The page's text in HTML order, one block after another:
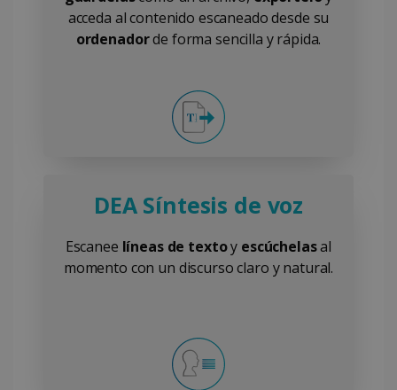
acceda al contenido escaneado desde su
ordenadorde forma sencilla y rápida.
DEA Síntesis de voz
Escanee líneas de textoy escúchelasal
momento con un discurso claro y natural.